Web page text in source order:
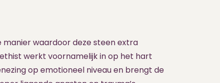
waardoor deze steen extra
werkt voornamelijk in op het hart
op emotioneel niveau en brengt de